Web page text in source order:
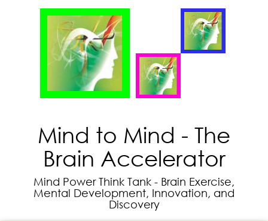
Mind to Mind - The
Brain Accelerator
Mind Power Think Tank - Brain Exercise,
Mental Development, Innovation, and
Discovery